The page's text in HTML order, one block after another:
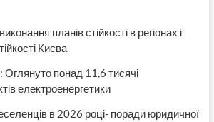
планів стійкості в регіонах і
Києва
понад 11,6 тисячі
електроенергетики
в 2026 році- поради юридичної